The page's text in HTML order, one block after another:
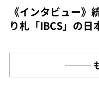
《インタビュー》
り札「IBCS」の日